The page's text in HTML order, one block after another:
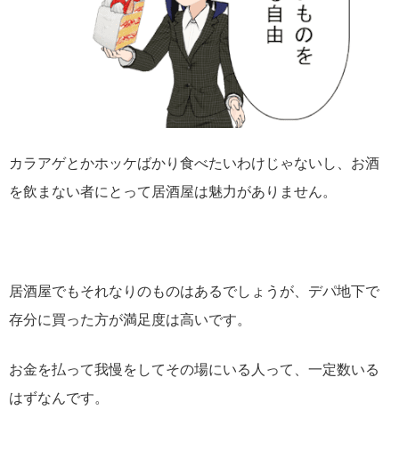
カラアゲとかホッケばかり食べたいわけじゃないし、お酒
を飲まない者にとって居酒屋は魅力がありません。
居酒屋でもそれなりのものはあるでしょうが、デパ地下で
存分に買った方が満足度は高いです。
お金を払って我慢をしてその場にいる人って、一定数いる
はずなんです。